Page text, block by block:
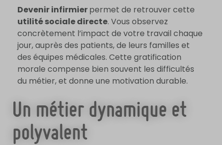
Devenir infirmierpermet de retrouver cette
utilité sociale directe. Vous observez
concrètement l’impact de votre travail chaque
jour, auprès des patients, de leurs familles et
des équipes médicales. Cette gratification
morale compense bien souvent les difficultés
du métier, et donne une motivation durable.
Un métier dynamique et
polyvalent